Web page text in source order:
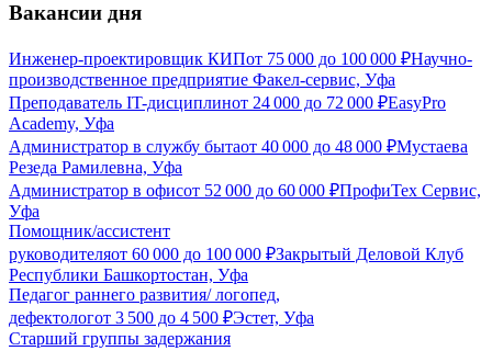
Вакансии дня
Инженер-проектировщик КИПот 75 000 до 100 000 ₽Научно-
производственное предприятие Факел-сервис, Уфа
Преподаватель IT-дисциплинот 24 000 до 72 000 ₽EasyPro
Academy, Уфа
Администратор в службу бытаот 40 000 до 48 000 ₽Мустаева
Резеда Рамилевна, Уфа
Администратор в офисот 52 000 до 60 000 ₽ПрофиТех Сервис,
Уфа
Помощник/ассистент
руководителяот 60 000 до 100 000 ₽Закрытый Деловой Клуб
Республики Башкортостан, Уфа
Педагог раннего развития/ логопед,
дефектологот 3 500 до 4 500 ₽Эстет, Уфа
Старший группы задержания